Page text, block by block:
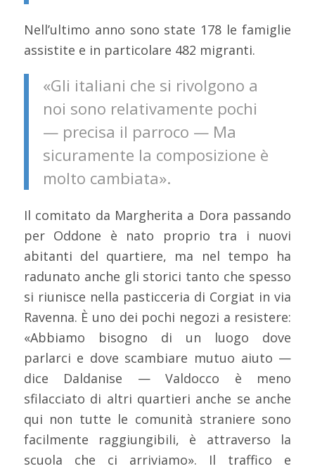
Nell’ultimo anno sono state 178 le famiglie
assistite e in particolare 482 migranti.
«Gli italiani che si rivolgono a
noi sono relativamente pochi
— precisa il parroco — Ma
sicuramente la composizione è
molto cambiata».
Il comitato da Margherita a Dora passando
per Oddone è nato proprio tra i nuovi
abitanti del quartiere, ma nel tempo ha
radunato anche gli storici tanto che spesso
si riunisce nella pasticceria di Corgiat in via
Ravenna. È uno dei pochi negozi a resistere:
«Abbiamo bisogno di un luogo dove
parlarci e dove scambiare mutuo aiuto —
dice Daldanise — Valdocco è meno
sfilacciato di altri quartieri anche se anche
qui non tutte le comunità straniere sono
facilmente raggiungibili, è attraverso la
scuola che ci arriviamo». Il traffico e